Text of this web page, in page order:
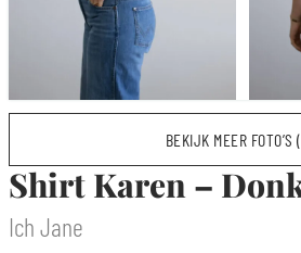
BEKIJK MEER FOTO’S
Shirt Karen –
Ich Jane